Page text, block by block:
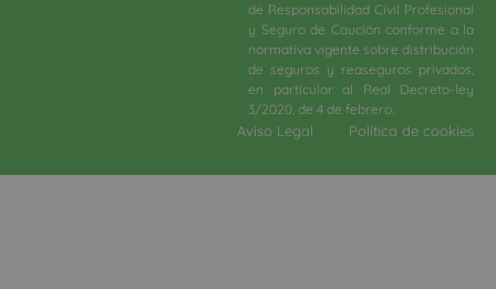
de Responsabilidad Civil Profesional
y Seguro de Caución conforme a la
normativa vigente sobre distribución
de seguros y reaseguros privados,
en particular al Real Decreto-ley
3/2020, de 4 de febrero.​
Aviso Legal Política de cookies